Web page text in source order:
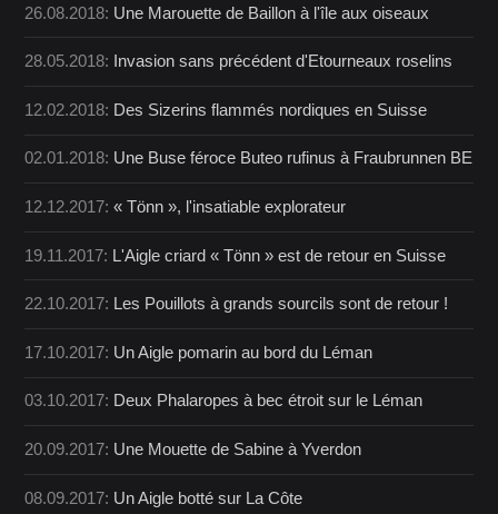
26.08.2018: Une Marouette de Baillon à l'île aux oiseaux
28.05.2018: Invasion sans précédent d'Etourneaux roselins
12.02.2018: Des Sizerins flammés nordiques en Suisse
02.01.2018: Une Buse féroce Buteo rufinus à Fraubrunnen BE
12.12.2017:« Tönn », l'insatiable explorateur
19.11.2017: L'Aigle criard « Tönn » est de retour en Suisse
22.10.2017: Les Pouillots à grands sourcils sont de retour !
17.10.2017: Un Aigle pomarin au bord du Léman
03.10.2017: Deux Phalaropes à bec étroit sur le Léman
20.09.2017: Une Mouette de Sabine à Yverdon
08.09.2017: Un Aigle botté sur La Côte